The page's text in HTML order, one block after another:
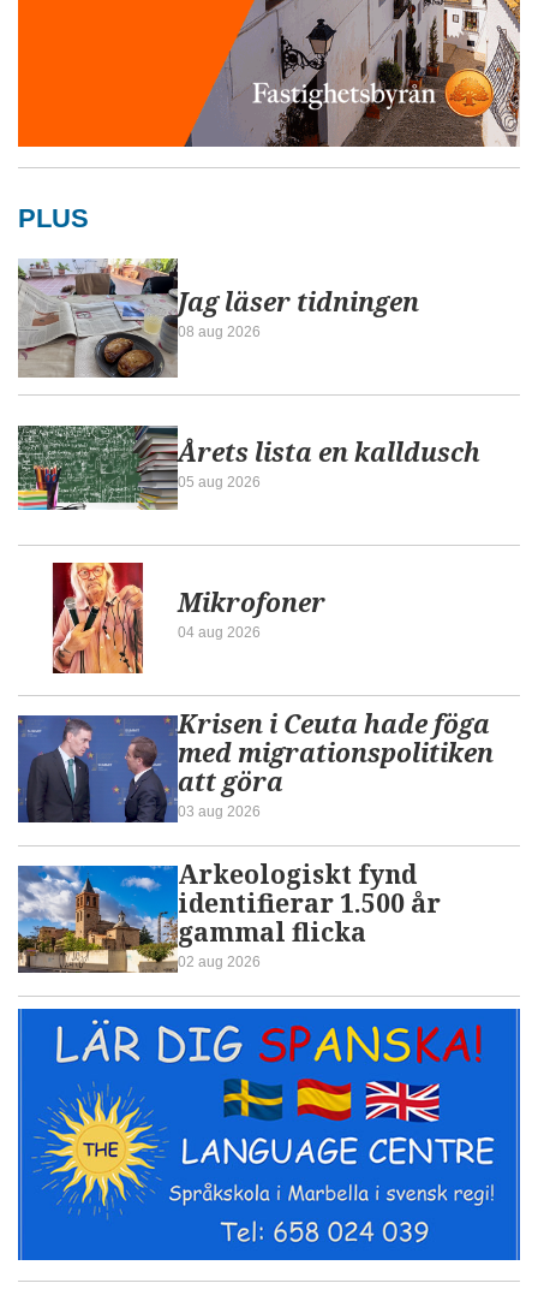
PLUS
Jag läser tidningen
08 aug 2026
Årets lista en kalldusch
05 aug 2026
Mikrofoner
04 aug 2026
Krisen i Ceuta hade föga
med migrationspolitiken
att göra
03 aug 2026
Arkeologiskt fynd
identifierar 1.500 år
gammal flicka
02 aug 2026